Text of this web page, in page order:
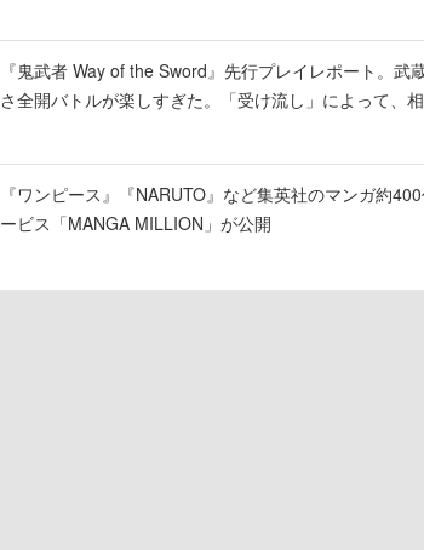
『鬼武者 Way of the Sword』先行プレイレポート。武
さ全開バトルが楽しすぎた。「受け流し」によって、
『ワンピース』『NARUTO』など集英社のマンガ約
ービス「MANGA MILLION」が公開